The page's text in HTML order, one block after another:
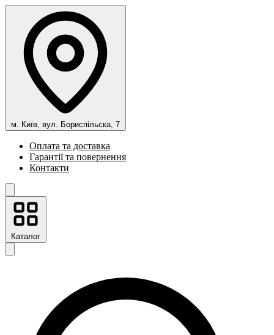
м. Київ, вул. Бориспільска, 7
Оплата та доставка
Гарантії та повернення
Контакти
Каталог